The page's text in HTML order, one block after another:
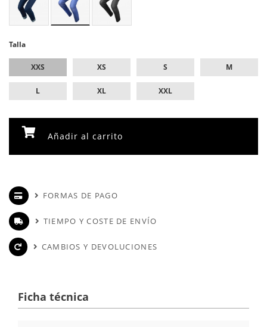
Talla
XXS XS S M
L XL XXL
Añadir al carrito
FORMAS DE PAGO
TIEMPO Y COSTE DE ENVÍO
CAMBIOS Y DEVOLUCIONES
Ficha técnica